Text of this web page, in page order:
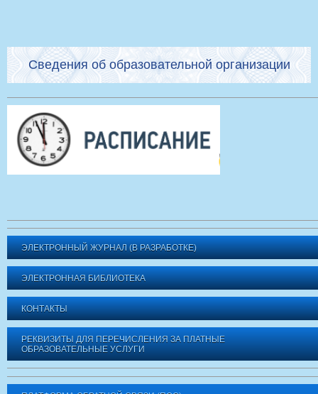
Сведения об образовательной организации
ЭЛЕКТРОННЫЙ ЖУРНАЛ (В РАЗРАБОТКЕ)
ЭЛЕКТРОННАЯ БИБЛИОТЕКА
КОНТАКТЫ
РЕКВИЗИТЫ ДЛЯ ПЕРЕЧИСЛЕНИЯ ЗА ПЛАТНЫЕ
ОБРАЗОВАТЕЛЬНЫЕ УСЛУГИ